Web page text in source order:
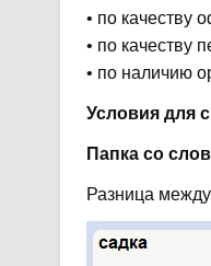
• по качеству
• по качеству
• по наличию
Условия для
Папка со
Разница